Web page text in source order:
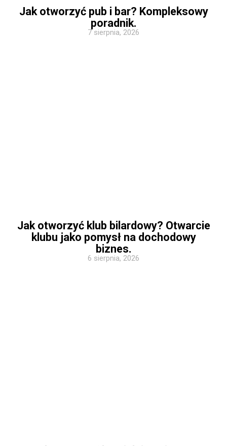
Jak otworzyć pub i bar? Kompleksowy
poradnik.
7 sierpnia, 2026
Jak otworzyć klub bilardowy? Otwarcie
klubu jako pomysł na dochodowy
biznes.
6 sierpnia, 2026